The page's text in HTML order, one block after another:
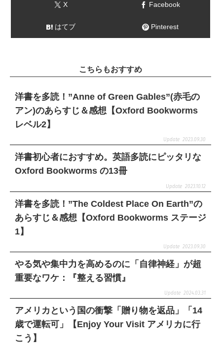
X Facebook
はてブ Pinterest
こちらもおすすめ
洋書を多読！”Anne of Green Gables”(赤毛の
アン)のあらすじ＆感想【Oxford Bookworms
レベル2】
2023.09.30
洋書初心者におすすめ。英語多読にピッタリな
Oxford Bookworms の13冊
2023.10.12
洋書を多読！”The Coldest Place On Earth”の
あらすじ＆感想【Oxford Bookworms ステージ
1】
2023.09.30
やる気や集中力を高めるのに「自律神経」が超
重要なワケ：『整える習慣』
2024.03.31
アメリカという国の衝撃「贈り物を返品」「14
歳で運転可」【Enjoy Your Visit アメリカに行
こう】